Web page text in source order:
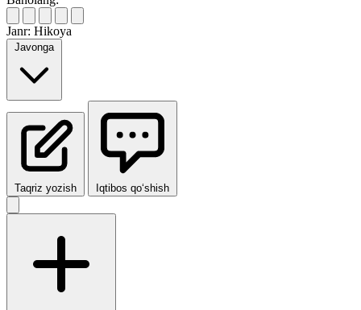
Janr: Hikoya
Javonga
Taqriz yozish Iqtibos qo‘shish